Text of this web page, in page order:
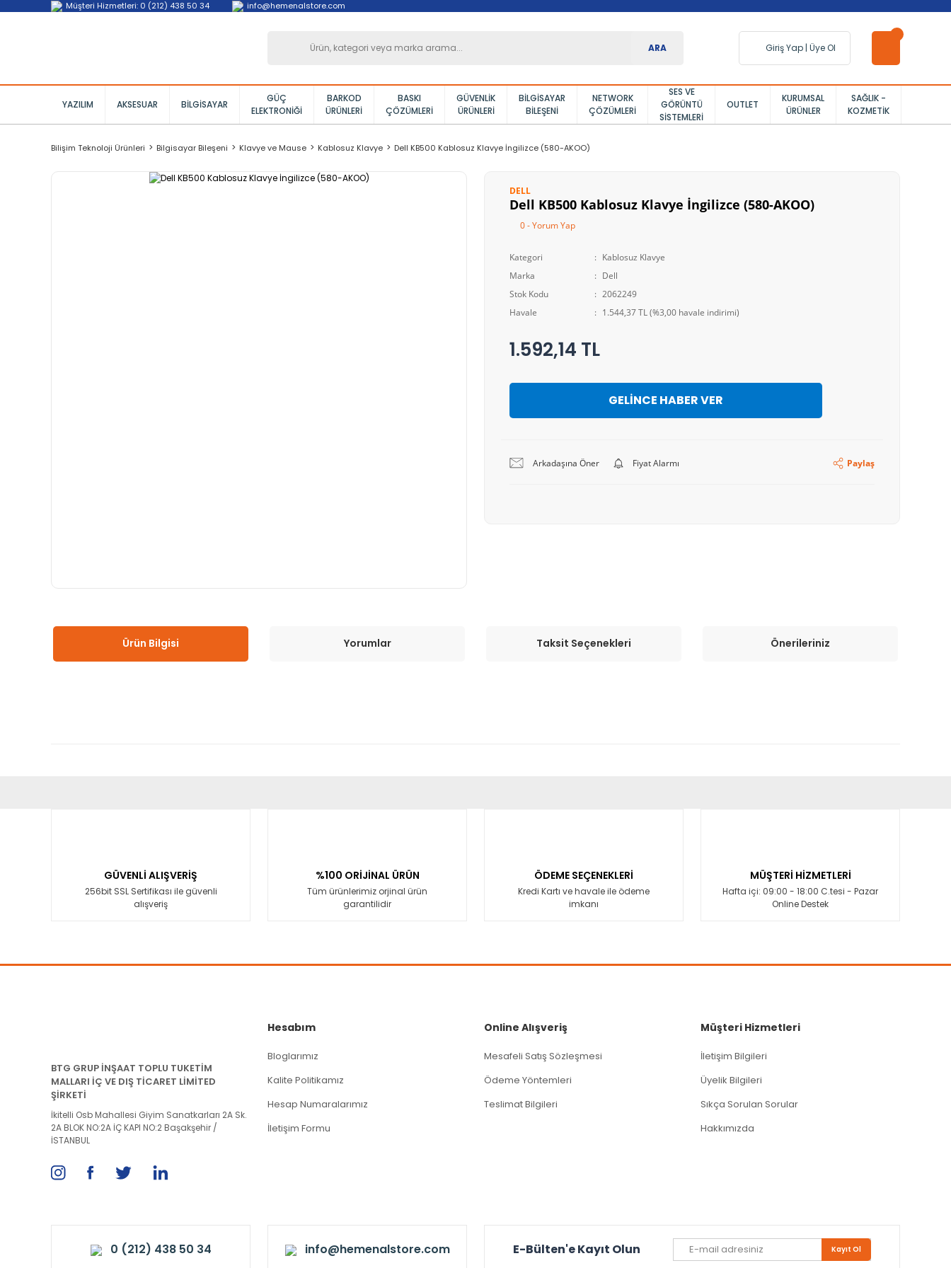
Müşteri Hizmetleri: 0 (212) 438 50 34 info@hemenalstore.com
ARA Giriş Yap | Üye Ol
YAZILIM AKSESUAR BILGISAYAR
GÜÇ
ELEKTRONIĞI
BARKOD
ÜRÜNLERI
BASKI
ÇÖZÜMLERI
GÜVENLIK
ÜRÜNLERI
BILGISAYAR
BILEŞENI
NETWORK
ÇÖZÜMLERI
SES VE
GÖRÜNTÜ
SISTEMLERI
OUTLET
KURUMSAL
ÜRÜNLER
SAĞLIK -
KOZMETIK
Bilişim Teknoloji Ürünleri Bilgisayar Bileşeni Klavye ve Mause Kablosuz Klavye Dell KB500 Kablosuz Klavye İngilizce (580-AKOO)
DELL
Dell KB500 Kablosuz Klavye İngilizce (580-AKOO)
0 - Yorum Yap
Kategori
Kablosuz Klavye
Marka
Dell
Stok Kodu
2062249
Havale
1.544,37 TL (%3,00 havale indirimi)
1.592,14 TL
GELİNCE HABER VER
Arkadaşına Öner Fiyat Alarmı Paylaş
Ürün Bilgisi Yorumlar Taksit Seçenekleri Önerileriniz
Ürün bilgilerinde hatalar bulunuyor.
Ürün fiyatı diğer sitelerden daha pahalı.
GÜVENLİ ALIŞVERİŞ
256bit SSL Sertifikası ile güvenli
alışveriş
%100 ORİJİNAL ÜRÜN
Tüm ürünlerimiz orjinal ürün
garantilidir
ÖDEME SEÇENEKLERİ
Kredi Kartı ve havale ile ödeme
imkanı
MÜŞTERİ HİZMETLERİ
Hafta içi: 09:00 - 18:00 C.tesi - Pazar
Online Destek
BTG GRUP İNŞAAT TOPLU TUKETİM
MALLARI İÇ VE DIŞ TİCARET LİMİTED
ŞİRKETİ
İkitelli Osb Mahallesi Giyim Sanatkarları 2A Sk.
2A BLOK NO:2A İÇ KAPI NO:2 Başakşehir /
İSTANBUL
Hesabım
Bloglarımız
Kalite Politikamız
Hesap Numaralarımız
İletişim Formu
Online Alışveriş
Mesafeli Satış Sözleşmesi
Ödeme Yöntemleri
Teslimat Bilgileri
Müşteri Hizmetleri
İletişim Bilgileri
Üyelik Bilgileri
Sıkça Sorulan Sorular
Hakkımızda
0 (212) 438 50 34 info@hemenalstore.com E-Bülten'e Kayıt Olun Kayıt Ol